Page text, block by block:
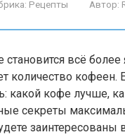
Рецепты Автор:
всё более
количество
какой кофе лучше,
секреты